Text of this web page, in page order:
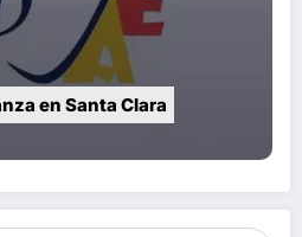
en Santa Clara